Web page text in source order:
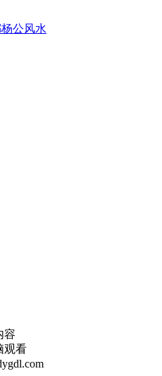
公风水
容
观看